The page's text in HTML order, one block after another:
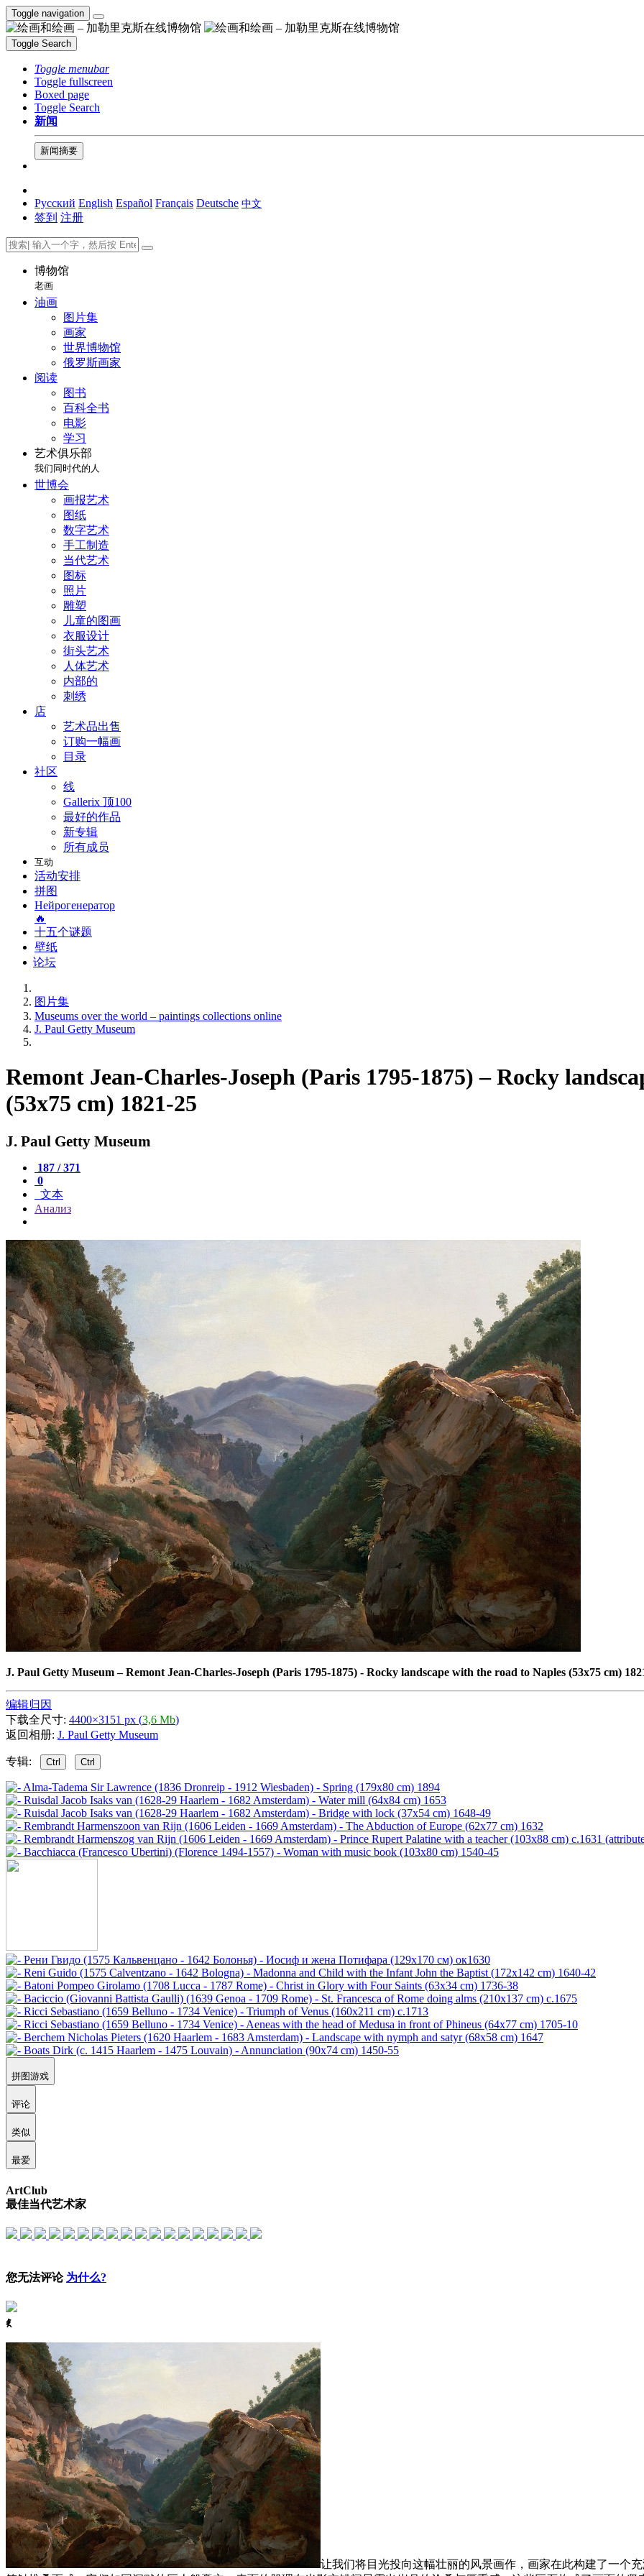
Toggle navigation
Toggle Search
Toggle menubar
Toggle fullscreen
Boxed page
Toggle Search
新闻
新闻摘要
Русский English Español Français Deutsche 中文
签到 注册
博物馆
老画
油画
图片集
画家
世界博物馆
俄罗斯画家
阅读
图书
百科全书
电影
学习
艺术俱乐部
我们同时代的人
世博会
画报艺术
图纸
数字艺术
手工制造
当代艺术
图标
照片
雕塑
儿童的图画
衣服设计
街头艺术
人体艺术
内部的
刺绣
店
艺术品出售
订购一幅画
目录
社区
线
Gallerix 顶100
最好的作品
新专辑
所有成员
互动
活动安排
拼图
Нейрогенератор
🔥
十五个谜题
壁纸
论坛
图片集
Museums over the world – paintings collections online
J. Paul Getty Museum
Remont Jean-Charles-Joseph (Paris 1795-1875) – Rocky
(53x75 cm) 1821-25
J. Paul Getty Museum
187 / 371
0
文本
Анализ
J. Paul Getty Museum–Remont Jean-Charles-Joseph (Paris 1795-1875) - Rocky landscape with the road to Naples (53x75 cm)
编辑归因
下载全尺寸: 4400×3151 px (3,6 Mb)
返回相册: J. Paul Getty Museum
专辑: Ctrl Ctrl
拼图游戏
评论
类似
最爱
ArtClub
最佳当代艺术家
您无法评论 为什么?
ꈅ
让我们将目光投向这幅壮丽的风景画作，画家在此构建了一个